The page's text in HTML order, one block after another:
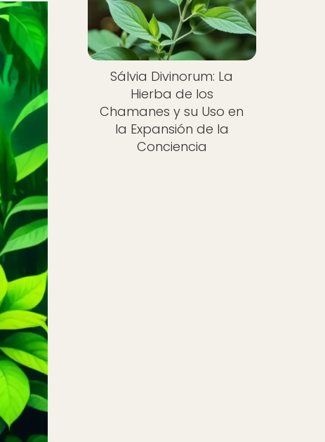
Sálvia Divinorum: La
Hierba de los
Chamanes y su Uso en
la Expansión de la
Conciencia